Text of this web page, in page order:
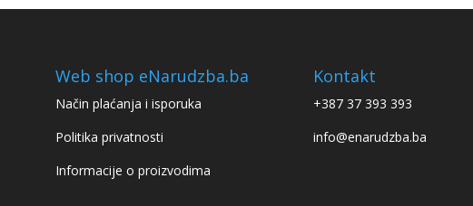
Web shop eNarudzba.ba
Način plaćanja i isporuka
Politika privatnosti
Informacije o proizvodima
Kontakt
+387 37 393 393
info@enarudzba.ba